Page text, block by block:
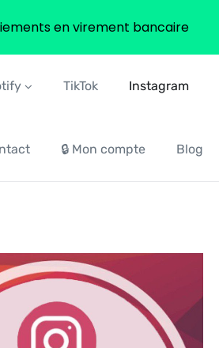
TikTok Instagram
🔒 Mon compte Blog
en virement bancaire